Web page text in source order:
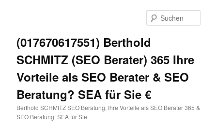
(017670617551) Berthold
SCHMITZ (SEO Berater) 365 Ihre
Vorteile als SEO Berater & SEO
Beratung? SEA für Sie €
Berthold SCHMITZ SEO Beratung, Ihre Vorteile als SEO Berater 365 &
SEO Beratung. SEA für Sie.